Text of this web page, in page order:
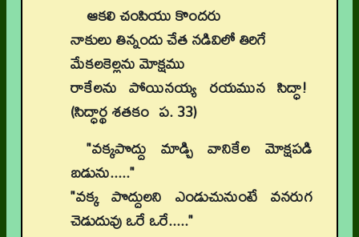
ఆకలి చంపియు కొందరు
నాకులు తిన్నందు చేత నడివిలో తిరిగే
మేకలకెల్లను మోక్షము
రాకేలను పోయినయ్య రయమున సిద్ధా!
(సిద్ధార్థ శతకం ప. 33)
"వక్కపొద్దు మాడ్చి వానికేల మోక్షపడి
బడును....."
"వక్క పొద్దులని ఎండుచునుంటే వనరుగ
చెడుదువు ఒరే ఒరే....."